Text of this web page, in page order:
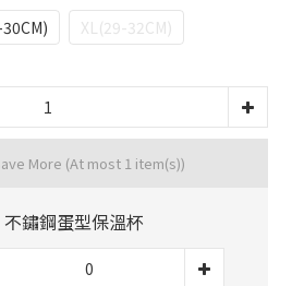
XL(29-32CM)
More (At most 1 item(s))
鏽鋼蛋型保溫杯